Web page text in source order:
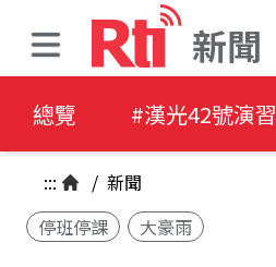
新聞
總覽 #漢光42號演習
::: / 新聞
停班停課
大豪雨